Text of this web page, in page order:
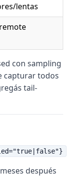
lentas
con sampling
capturar todos
tail-
después